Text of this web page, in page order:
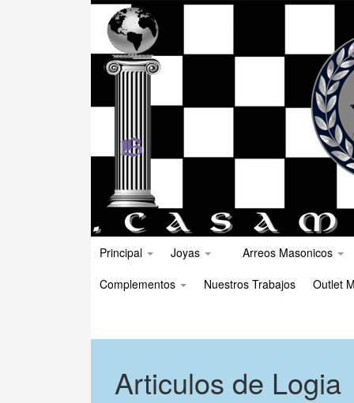
Principal Joyas
Arreos Masonicos
Complementos
Nuestros Trabajos Outlet
Articulos de Logia